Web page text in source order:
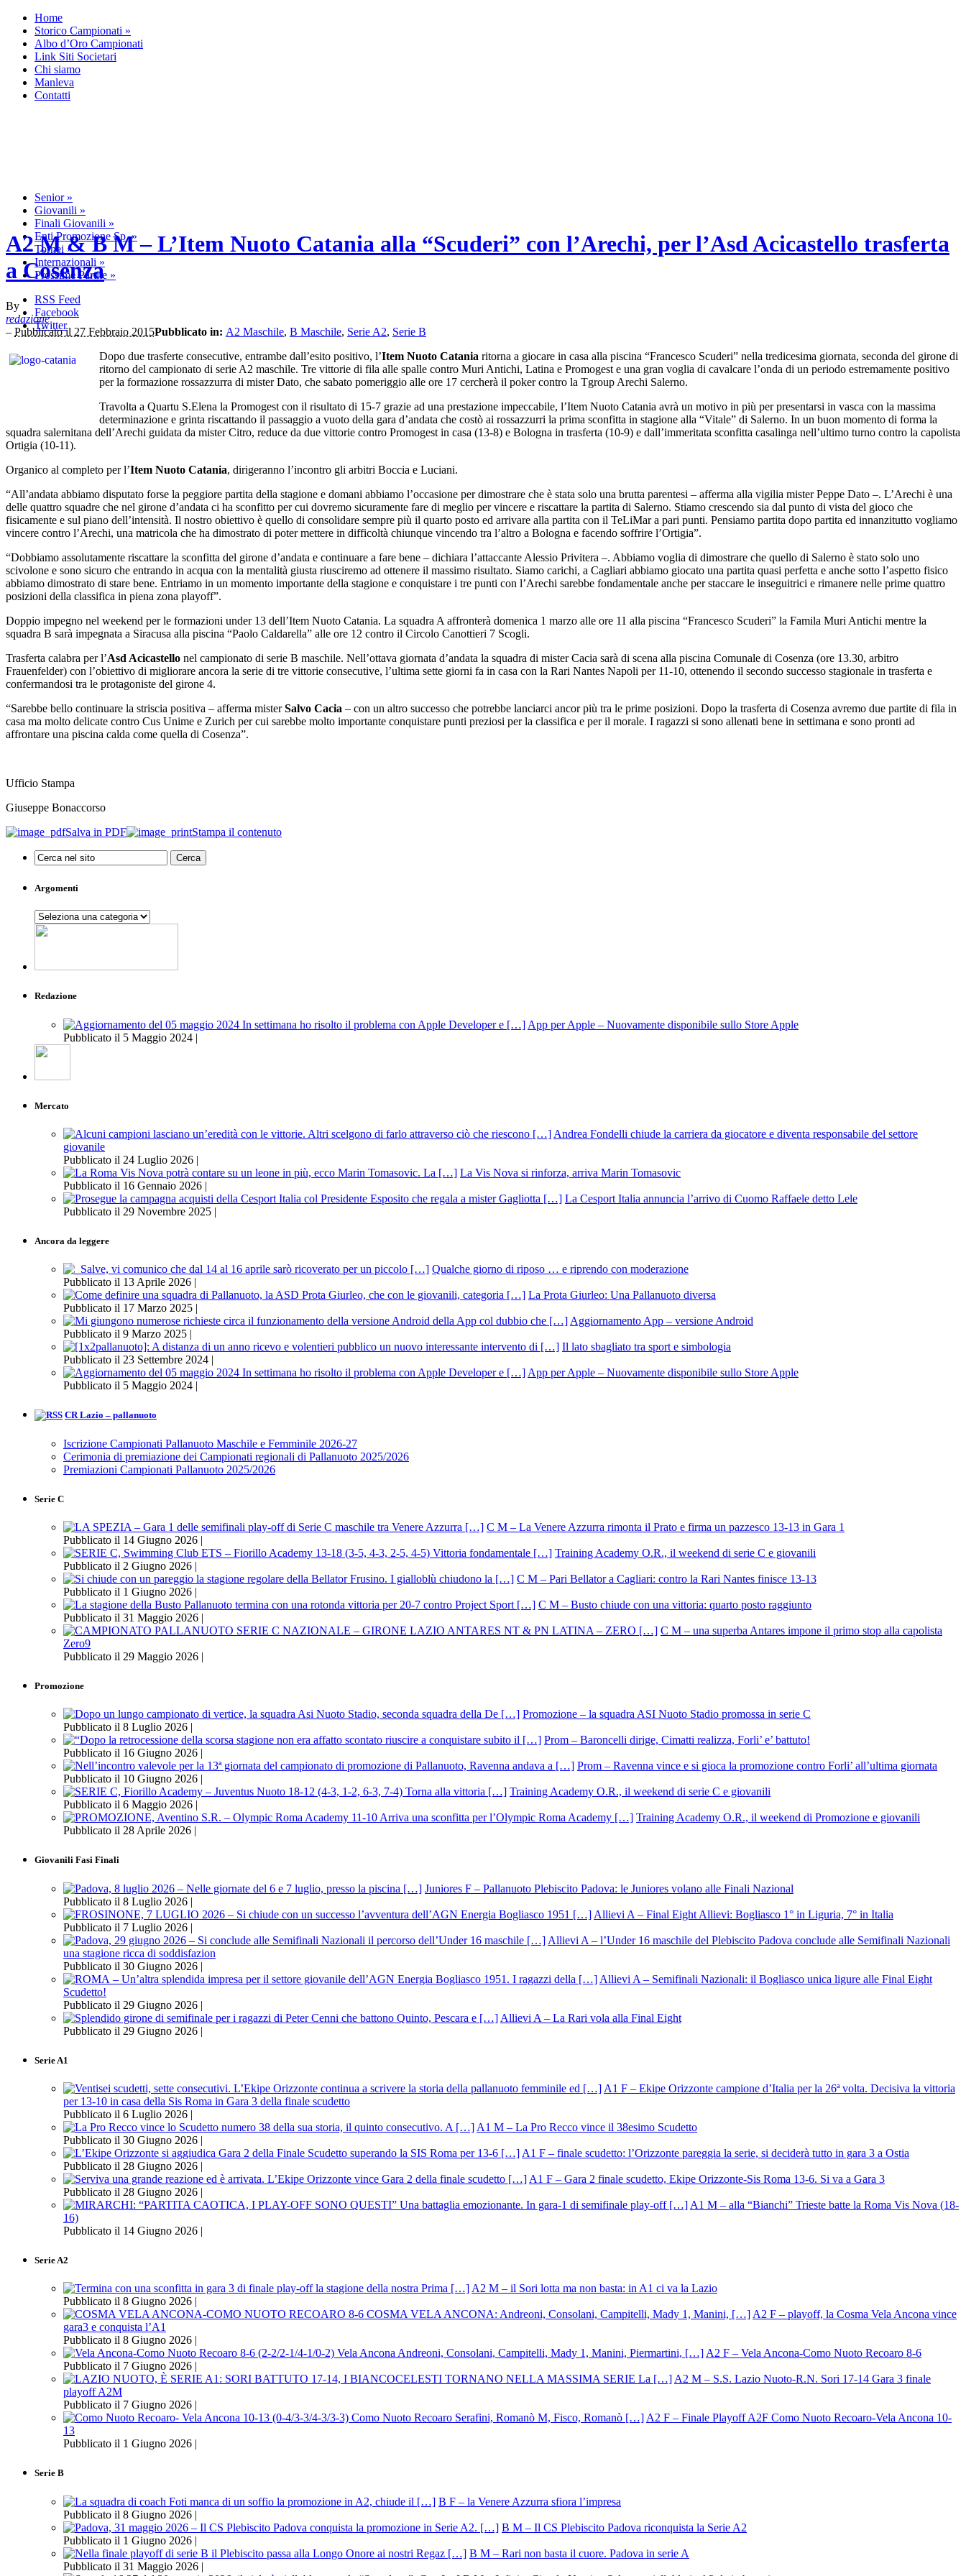
Home
Storico Campionati »
Albo d’Oro Campionati
Link Siti Societari
Chi siamo
Manleva
Contatti
Senior»
Giovanili »
Finali Giovanili »
Enti Promozione Sp.»
Tornei »
Internazionali »
Prossime Partite »
RSS Feed
Facebook
Twitter
A2 M & B M – L’Item Nuoto Catania alla “Scuderi” con l’Arechi, per l’Asd Acicastello trasferta
a Cosenza
By
redazione
– Pubblicato il 27 Febbraio 2015Pubblicato in: A2 Maschile, B Maschile, Serie A2, Serie B
Dopo due trasferte consecutive, entrambe dall’esito positivo, l’Item Nuoto Catania ritorna a giocare in casa alla piscina “Francesco Scuderi” nella tredicesima giornata, seconda del girone di
ritorno del campionato di serie A2 maschile. Tre vittorie di fila alle spalle contro Muri Antichi, Latina e Promogest e una gran voglia di cavalcare l’onda di un periodo estremamente positivo
per la formazione rossazzurra di mister Dato, che sabato pomeriggio alle ore 17 cercherà il poker contro la Tgroup Arechi Salerno.
Travolta a Quartu S.Elena la Promogest con il risultato di 15-7 grazie ad una prestazione impeccabile, l’Item Nuoto Catania avrà un motivo in più per presentarsi in vasca con la massima
determinazione e grinta riscattando il passaggio a vuoto della gara d’andata che costò ai rossazzurri la prima sconfitta in stagione alla “Vitale” di Salerno. In un buon momento di forma la
squadra salernitana dell’Arechi guidata da mister Citro, reduce da due vittorie contro Promogest in casa (13-8) e Bologna in trasferta (10-9) e dall’immeritata sconfitta casalinga nell’ultimo turno contro la capolista
Ortigia (10-11).
Organico al completo per l’Item Nuoto Catania, dirigeranno l’incontro gli arbitri Boccia e Luciani.
“All’andata abbiamo disputato forse la peggiore partita della stagione e domani abbiamo l’occasione per dimostrare che è stata solo una brutta parentesi – afferma alla vigilia mister Peppe Dato –. L’Arechi è una
delle quattro squadre che nel girone d’andata ci ha sconfitto per cui dovremo sicuramente fare di meglio per vincere e riscattare la partita di Salerno. Stiamo crescendo sia dal punto di vista del gioco che
fisicamente e sul piano dell’intensità. Il nostro obiettivo è quello di consolidare sempre più il quarto posto ed arrivare alla partita con il TeLiMar a pari punti. Pensiamo partita dopo partita ed innanzitutto vogliamo
vincere contro l’Arechi, una matricola che ha dimostrato di poter mettere in difficoltà chiunque vincendo tra l’altro a Bologna e facendo soffrire l’Ortigia”.
“Dobbiamo assolutamente riscattare la sconfitta del girone d’andata e continuare a fare bene – dichiara l’attaccante Alessio Privitera –. Abbiamo voglia di dimostrare che quello di Salerno è stato solo uno
scivolone e sono sicuro che entrando in acqua con la mentalità giusta riusciremo ad ottenere il massimo risultato. Siamo carichi, a Cagliari abbiamo giocato una partita quasi perfetta e anche sotto l’aspetto fisico
abbiamo dimostrato di stare bene. Entriamo in un momento importante della stagione e conquistare i tre punti con l’Arechi sarebbe fondamentale anche per staccare le inseguitrici e rimanere nelle prime quattro
posizioni della classifica in piena zona playoff”.
Doppio impegno nel weekend per le formazioni under 13 dell’Item Nuoto Catania. La squadra A affronterà domenica 1 marzo alle ore 11 alla piscina “Francesco Scuderi” la Famila Muri Antichi mentre la
squadra B sarà impegnata a Siracusa alla piscina “Paolo Caldarella” alle ore 12 contro il Circolo Canottieri 7 Scogli.
Trasferta calabra per l’Asd Acicastello nel campionato di serie B maschile. Nell’ottava giornata d’andata la squadra di mister Cacia sarà di scena alla piscina Comunale di Cosenza (ore 13.30, arbitro
Frauenfelder) con l’obiettivo di migliorare ancora la serie di tre vittorie consecutive, l’ultima sette giorni fa in casa con la Rari Nantes Napoli per 11-10, ottenendo il secondo successo stagionale in trasferta e
confermandosi tra le protagoniste del girone 4.
“Sarebbe bello continuare la striscia positiva – afferma misterSalvo Cacia – con un altro successo che potrebbe lanciarci ancor più tra le prime posizioni. Dopo la trasferta di Cosenza avremo due partite di fila in
casa ma molto delicate contro Cus Unime e Zurich per cui sarebbe molto importante conquistare punti preziosi per la classifica e per il morale. I ragazzi si sono allenati bene in settimana e sono pronti ad
affrontare una piscina calda come quella di Cosenza”.
Ufficio Stampa
Giuseppe Bonaccorso
Salva in PDF
Stampa il contenuto
Argomenti
Argomenti
Redazione
App per Apple – Nuovamente disponibile sullo Store Apple
Pubblicato il 5 Maggio 2024 |
Mercato
Andrea Fondelli chiude la carriera da giocatore e diventa responsabile del settore
giovanile
Pubblicato il 24 Luglio 2026 |
La Vis Nova si rinforza, arriva Marin Tomasovic
Pubblicato il 16 Gennaio 2026 |
La Cesport Italia annuncia l’arrivo di Cuomo Raffaele detto Lele
Pubblicato il 29 Novembre 2025 |
Ancora da leggere
Qualche giorno di riposo … e riprendo con moderazione
Pubblicato il 13 Aprile 2026 |
La Prota Giurleo: Una Pallanuoto diversa
Pubblicato il 17 Marzo 2025 |
Aggiornamento App – versione Android
Pubblicato il 9 Marzo 2025 |
Il lato sbagliato tra sport e simbologia
Pubblicato il 23 Settembre 2024 |
App per Apple – Nuovamente disponibile sullo Store Apple
Pubblicato il 5 Maggio 2024 |
CR Lazio – pallanuoto
Iscrizione Campionati Pallanuoto Maschile e Femminile 2026-27
Cerimonia di premiazione dei Campionati regionali di Pallanuoto 2025/2026
Premiazioni Campionati Pallanuoto 2025/2026
Serie C
C M – La Venere Azzurra rimonta il Prato e firma un pazzesco 13-13 in Gara 1
Pubblicato il 14 Giugno 2026 |
Training Academy O.R., il weekend di serie C e giovanili
Pubblicato il 2 Giugno 2026 |
C M – Pari Bellator a Cagliari: contro la Rari Nantes finisce 13-13
Pubblicato il 1 Giugno 2026 |
C M – Busto chiude con una vittoria: quarto posto raggiunto
Pubblicato il 31 Maggio 2026 |
C M – una superba Antares impone il primo stop alla capolista
Zero9
Pubblicato il 29 Maggio 2026 |
Promozione
Promozione – la squadra ASI Nuoto Stadio promossa in serie C
Pubblicato il 8 Luglio 2026 |
Prom – Baroncelli dirige, Cimatti realizza, Forli’ e’ battuto!
Pubblicato il 16 Giugno 2026 |
Prom – Ravenna vince e si gioca la promozione contro Forli’ all’ultima giornata
Pubblicato il 10 Giugno 2026 |
Training Academy O.R., il weekend di serie C e giovanili
Pubblicato il 6 Maggio 2026 |
Training Academy O.R., il weekend di Promozione e giovanili
Pubblicato il 28 Aprile 2026 |
Giovanili Fasi Finali
Juniores F – Pallanuoto Plebiscito Padova: le Juniores volano alle Finali Nazional
Pubblicato il 8 Luglio 2026 |
Allievi A – Final Eight Allievi: Bogliasco 1° in Liguria, 7° in Italia
Pubblicato il 7 Luglio 2026 |
Allievi A – l’Under 16 maschile del Plebiscito Padova conclude alle Semifinali Nazionali
una stagione ricca di soddisfazion
Pubblicato il 30 Giugno 2026 |
Allievi A – Semifinali Nazionali: il Bogliasco unica ligure alle Final Eight
Scudetto!
Pubblicato il 29 Giugno 2026 |
Allievi A – La Rari vola alla Final Eight
Pubblicato il 29 Giugno 2026 |
Serie A1
A1 F – Ekipe Orizzonte campione d’Italia per la 26ª volta. Decisiva la vittoria
per 13-10 in casa della Sis Roma in Gara 3 della finale scudetto
Pubblicato il 6 Luglio 2026 |
A1 M – La Pro Recco vince il 38esimo Scudetto
Pubblicato il 30 Giugno 2026 |
A1 F – finale scudetto: l’Orizzonte pareggia la serie, si deciderà tutto in gara 3 a Ostia
Pubblicato il 28 Giugno 2026 |
A1 F – Gara 2 finale scudetto, Ekipe Orizzonte-Sis Roma 13-6. Si va a Gara 3
Pubblicato il 28 Giugno 2026 |
A1 M – alla “Bianchi” Trieste batte la Roma Vis Nova (18-
16)
Pubblicato il 14 Giugno 2026 |
Serie A2
A2 M – il Sori lotta ma non basta: in A1 ci va la Lazio
Pubblicato il 8 Giugno 2026 |
A2 F – playoff, la Cosma Vela Ancona vince
gara3 e conquista l’A1
Pubblicato il 8 Giugno 2026 |
A2 F – Vela Ancona-Como Nuoto Recoaro 8-6
Pubblicato il 7 Giugno 2026 |
A2 M – S.S. Lazio Nuoto-R.N. Sori 17-14 Gara 3 finale
playoff A2M
Pubblicato il 7 Giugno 2026 |
A2 F – Finale Playoff A2F Como Nuoto Recoaro-Vela Ancona 10-
13
Pubblicato il 1 Giugno 2026 |
Serie B
B F – la Venere Azzurra sfiora l’impresa
Pubblicato il 8 Giugno 2026 |
B M – Il CS Plebiscito Padova riconquista la Serie A2
Pubblicato il 1 Giugno 2026 |
B M – Rari non basta il cuore. Padova in serie A
Pubblicato il 31 Maggio 2026 |